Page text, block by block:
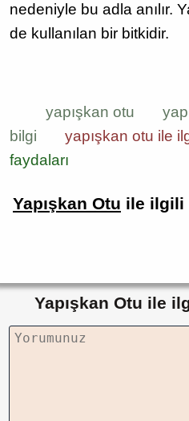
nedeniyle bu adla anılır.
de kullanılan bir bitkidir.
yapışkan otu
bilgi
yapışkan otu ile
faydaları
Yapışkan Otu ile ilgili
Yapışkan Otu ile